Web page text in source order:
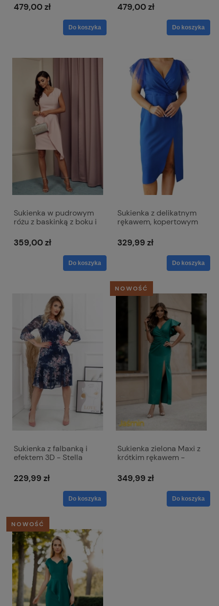
479,00 zł
Do koszyka
479,00 zł
Do koszyka
Sukienka w pudrowym
różu z baskinką z boku i
Victoria
359,00 zł
Do koszyka
Sukienka z delikatnym
rękawem, kopertowym
Karina chabrowa
329,99 zł
Do koszyka
Sukienka z falbanką i
efektem 3D - Stella
229,99 zł
Do koszyka
Sukienka zielona Maxi z
krótkim rękawem -
349,99 zł
Do koszyka
NOWOŚĆ
NOWOŚĆ